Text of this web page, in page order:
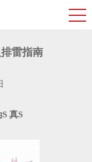
雷指南
S 真S